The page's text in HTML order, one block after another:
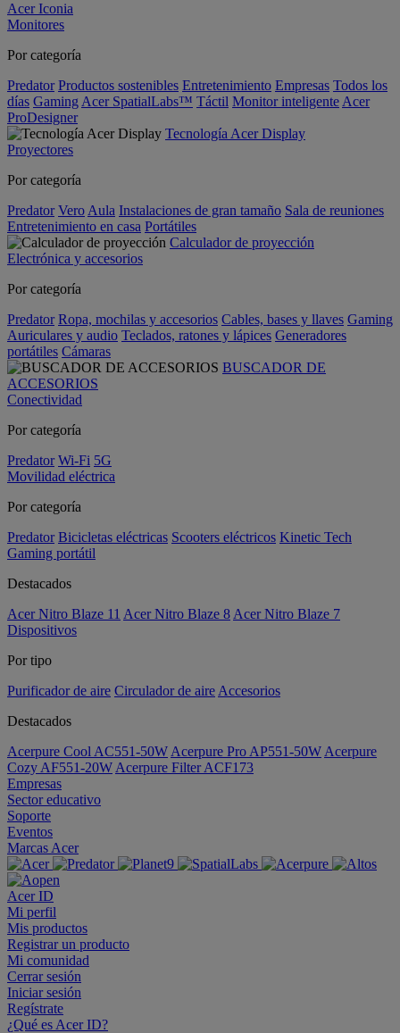
Acer Iconia
Monitores
Por categoría
Predator Productos sostenibles Entretenimiento Empresas Todos los
días Gaming Acer SpatialLabs™ Táctil Monitor inteligente Acer
ProDesigner
Tecnología Acer Display
Proyectores
Por categoría
Predator Vero Aula Instalaciones de gran tamaño Sala de reuniones
Entretenimiento en casa Portátiles
Calculador de proyección
Electrónica y accesorios
Por categoría
Predator Ropa, mochilas y accesorios Cables, bases y llaves Gaming
Auriculares y audio Teclados, ratones y lápices Generadores
portátiles Cámaras
BUSCADOR DE
ACCESORIOS
Conectividad
Por categoría
Predator Wi-Fi 5G
Movilidad eléctrica
Por categoría
Predator Bicicletas eléctricas Scooters eléctricos Kinetic Tech
Gaming portátil
Destacados
Acer Nitro Blaze 11 Acer Nitro Blaze 8 Acer Nitro Blaze 7
Dispositivos
Por tipo
Purificador de aire Circulador de aire Accesorios
Destacados
Acerpure Cool AC551-50W Acerpure Pro AP551-50W Acerpure
Cozy AF551-20W Acerpure Filter ACF173
Empresas
Sector educativo
Soporte
Eventos
Marcas Acer
Acer ID
Mi perfil
Mis productos
Registrar un producto
Mi comunidad
Cerrar sesión
Iniciar sesión
Regístrate
¿Qué es Acer ID?